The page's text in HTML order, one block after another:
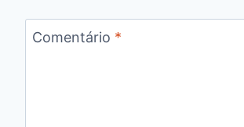
Comentário *